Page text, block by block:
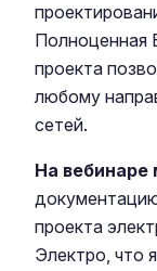
Полноценная
проекта
любому
сетей.
На
проекта
Электро, что